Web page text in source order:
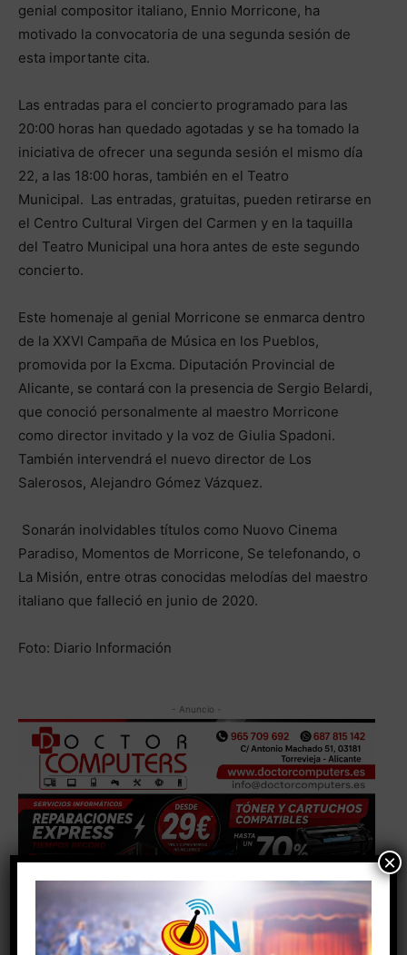
genial compositor italiano, Ennio Morricone, ha
motivado la convocatoria de una segunda sesión de
esta importante cita.
Las entradas para el concierto programado para las
20:00 horas han quedado agotadas y se ha tomado la
iniciativa de ofrecer una segunda sesión el mismo día
22, a las 18:00 horas, también en el Teatro
Municipal. Las entradas, gratuitas, pueden retirarse en
el Centro Cultural Virgen del Carmen y en la taquilla
del Teatro Municipal una hora antes de este segundo
concierto.
Este homenaje al genial Morricone se enmarca dentro
de la XXVI Campaña de Música en los Pueblos,
promovida por la Excma. Diputación Provincial de
Alicante, se contará con la presencia de Sergio Belardi,
que conoció personalmente al maestro Morricone
como director invitado y la voz de Giulia Spadoni.
También intervendrá el nuevo director de Los
Salerosos, Alejandro Gómez Vázquez.
Sonarán inolvidables títulos como Nuovo Cinema
Paradiso, Momentos de Morricone, Se telefonando, o
La Misión, entre otras conocidas melodías del maestro
italiano que falleció en junio de 2020.
Foto: Diario Información
- Anuncio -
×